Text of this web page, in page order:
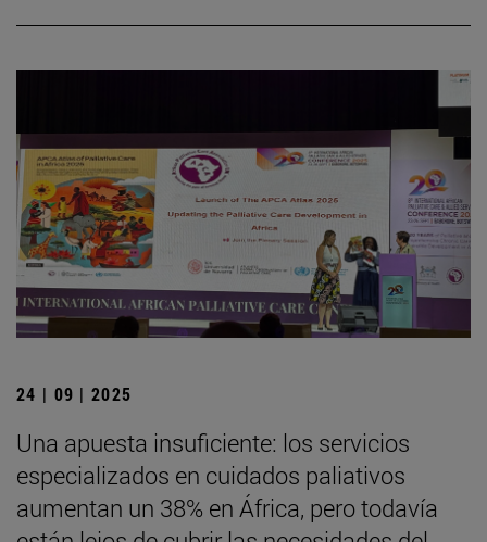
24 | 09 | 2025
Una apuesta insuficiente: los servicios
especializados en cuidados paliativos
aumentan un 38% en África, pero todavía